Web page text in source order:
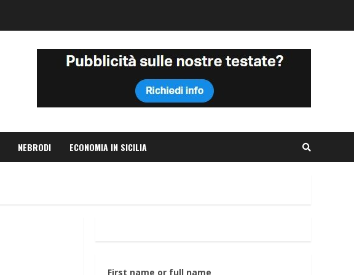
NEBRODI ECONOMIA IN SICILIA
First name or full name